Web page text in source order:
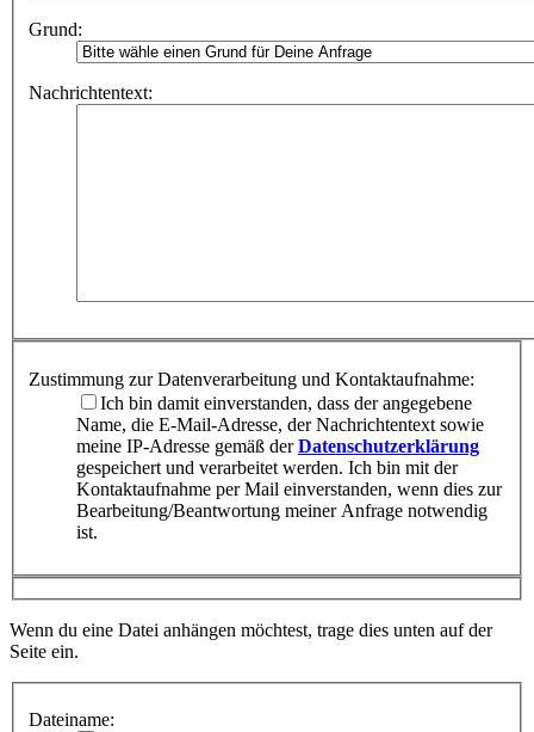
Grund:
Nachrichtentext:
Zustimmung zur Datenverarbeitung und Kontaktaufnahme:
Ich bin damit einverstanden, dass der angegebene
Name, die E-Mail-Adresse, der Nachrichtentext sowie
meine IP-Adresse gemäß derDatenschutzerklärung
gespeichert und verarbeitet werden. Ich bin mit der
Kontaktaufnahme per Mail einverstanden, wenn dies zur
Bearbeitung/Beantwortung meiner Anfrage notwendig
ist.
Wenn du eine Datei anhängen möchtest, trage dies unten auf der
Seite ein.
Dateiname: